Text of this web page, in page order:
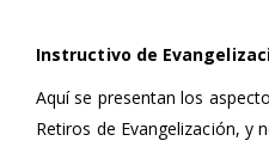
Instructivo de
Aquí se presentan los
Retiros de Evangelización, y